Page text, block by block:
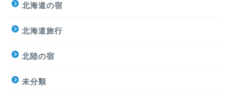
北海道の宿
北海道旅行
北陸の宿
未分類